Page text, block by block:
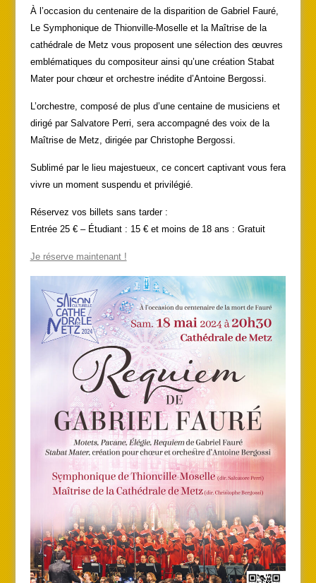
À l’occasion du centenaire de la disparition de Gabriel Fauré,
Le Symphonique de Thionville-Moselle et la Maîtrise de la
cathédrale de Metz vous proposent une sélection des œuvres
emblématiques du compositeur ainsi qu’une création Stabat
Mater pour chœur et orchestre inédite d’Antoine Bergossi.
L’orchestre, composé de plus d’une centaine de musiciens et
dirigé par Salvatore Perri, sera accompagné des voix de la
Maîtrise de Metz, dirigée par Christophe Bergossi.
Sublimé par le lieu majestueux, ce concert captivant vous fera
vivre un moment suspendu et privilégié.
Réservez vos billets sans tarder :
Entrée 25 € – Étudiant : 15 € et moins de 18 ans : Gratuit
Je réserve maintenant !